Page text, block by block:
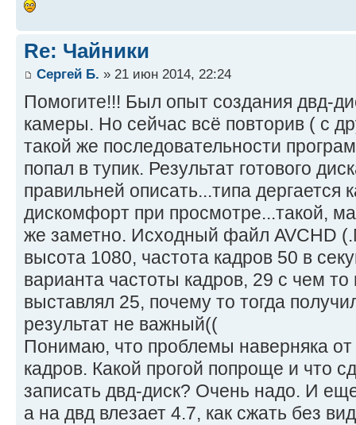
Re: Чайники
Сергей Б. » 21 июн 2014, 22:24
Помогите!!! Был опыт создания двд-
камеры. Но сейчас всё повторив ( с
такой же последовательности
попал в тупик. Результат готового
правильней описать...типа дергается
дискомфорт при просмотре...такой,
же заметно. Исходный файл AVCHD
высота 1080, частота кадров 50 в
варианта частоты кадров, 29 с чем
выставлял 25, почему то тогда
результат не важный((
Понимаю, что проблемы наверняка
кадров. Какой прогой попроще и что
записать двд-диск? Очень надо. И
а на двд влезает 4.7, как сжать без